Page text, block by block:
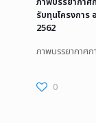
รับทุนโครงการ
2562
ภาพบรรยากาศก
0